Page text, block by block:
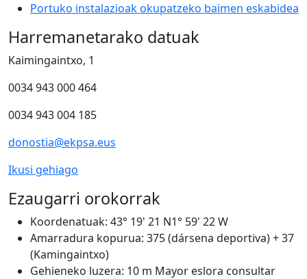
Portuko instalazioak okupatzeko baimen eskabidea
Harremanetarako datuak
Kaimingaintxo, 1
0034 943 000 464
0034 943 004 185
donostia@ekpsa.eus
Ikusi gehiago
Ezaugarri orokorrak
Koordenatuak: 43° 19' 21 N1° 59' 22 W
Amarradura kopurua: 375 (dársena deportiva) + 37
(Kamingaintxo)
Gehieneko luzera: 10 m Mayor eslora consultar